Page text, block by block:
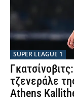
SUPER LEAGUE 1
τζενεράλε
Athens